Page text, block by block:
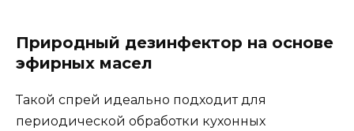
Природный дезинфектор на основе
эфирных масел
Такой спрей идеально подходит для
периодической обработки кухонных